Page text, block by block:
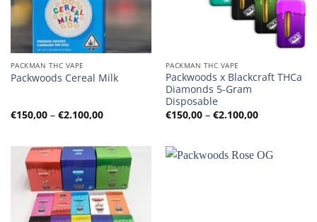
PACKMAN THC VAPE
Packwoods Cereal Milk
€150,00 – €2.100,00Preisspanne:
€150,00
PACKMAN THC VAPE
Packwoods x Blackcraft THCa
Diamonds 5-Gram
Disposable
€150,00 – €2.100,00
€150,00